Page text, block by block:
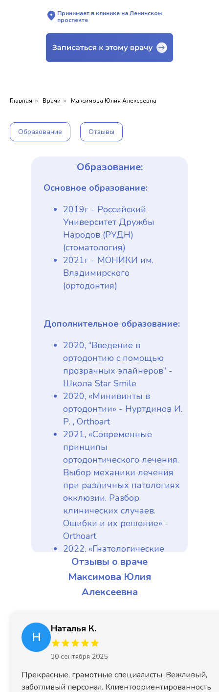
Принимает в клинике на Ленинском
проспекте
Главная » Врачи » Максимова Юлия Алексеевна
Образование Отзывы
Основное образование:
2019г - Российский
Университет Дружбы
Народов (РУДН)
(стоматология)
2021г - МОНИКИ им.
Владимирского
(ортодонтия)
Дополнительное образование:
2020, “Введение в
ортодонтию с помощью
прозрачных элайнеров” -
Школа Star Smile
2020, «Минивинты в
ортодонтии» - Нуртдинов И.
Р. , Orthoart
2021, «Современные
принципы
ортодонтического лечения.
Выбор механики лечения
при различных патологиях
окклюзии. Разбор
клинических случаев.
Ошибки и их решение» -
Orthoart
2022, «Гнатологические
аспекты планирования
лечения ортодонтического
пациента» - Школа
ортодонтии: эстетика в
деталях
Образование:
Отзывы о враче
Максимова Юлия
Алексеевна
Н
Наталья К.
30 сентября 2025
Прекрасные, грамотные специалисты. Вежливый,
заботливый персонал. Клиентоориентированность